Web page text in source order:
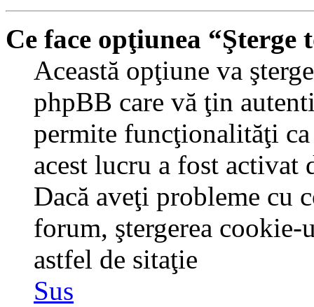
Ce face opţiunea
Această opţiune va
phpBB care vă ţin
permite funcţionalităţi
acest lucru a fost
Dacă aveţi probleme cu
forum, ştergerea
astfel de sitaţie
Sus